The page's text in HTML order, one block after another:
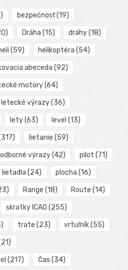
bezpečnosť(19)
Dráha (15) dráhy(18)
(59) helikoptéra (54)
abeceda (92)
motory(64)
letecké výrazy(36)
lety(63) level (13)
lietanie (59)
odborné výrazy(42) pilot (71)
lietadla (24) plocha (16)
Range (18) Route (14)
skratky ICAO (255)
trate (23) vrtuľník(55)
(217) Čas (34)